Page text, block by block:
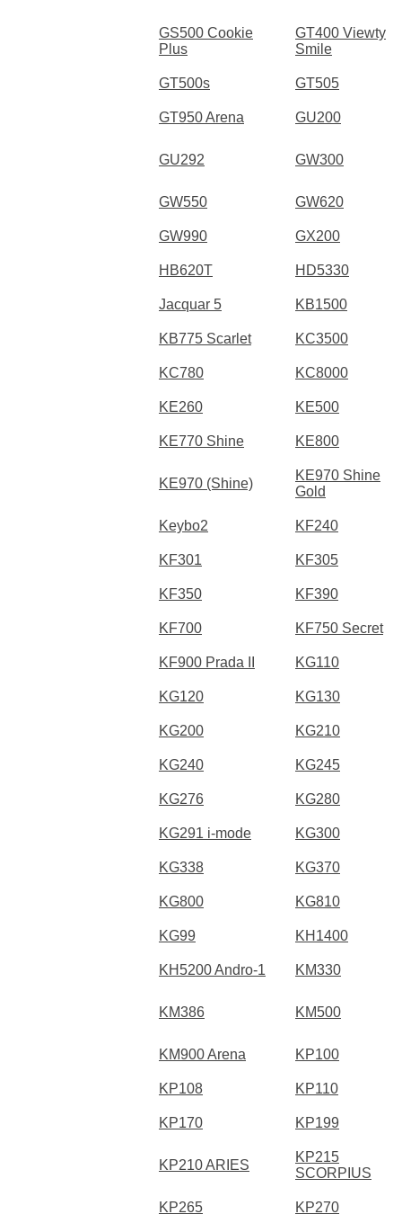
GS500 Cookie
Plus
GT400 Viewty
Smile
GT500s GT505
GT950 Arena GU200
GU292 GW300
GW550 GW620
GW990 GX200
HB620T HD5330
Jacquar 5 KB1500
KB775 Scarlet KC3500
KC780 KC8000
KE260 KE500
KE770 Shine KE800
KE970 (Shine)
KE970 Shine
Gold
Keybo2 KF240
KF301 KF305
KF350 KF390
KF700 KF750 Secret
KF900 Prada II KG110
KG120 KG130
KG200 KG210
KG240 KG245
KG276 KG280
KG291 i-mode KG300
KG338 KG370
KG800 KG810
KG99 KH1400
KH5200 Andro-1 KM330
KM386 KM500
KM900 Arena KP100
KP108 KP110
KP170 KP199
KP210 ARIES
KP215
SCORPIUS
KP265 KP270